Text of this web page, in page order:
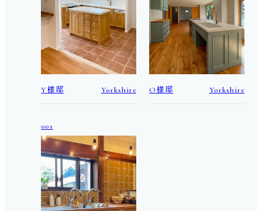
Y様邸 Yorkshire O様邸 Yorkshire
001